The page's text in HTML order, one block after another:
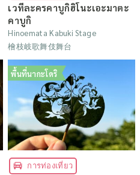
เวทีละครคาบูกิฮิโนะเอะมาตะ
คาบูกิ
Hinoemata Kabuki Stage
檜枝岐歌舞伎舞台
พื้นที่นากะโดริ
การท่องเที่ยว